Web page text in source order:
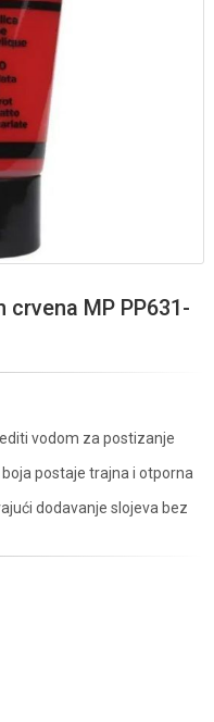
MP PP631-
vodom za postizanje
postaje trajna i otporna
dodavanje slojeva bez